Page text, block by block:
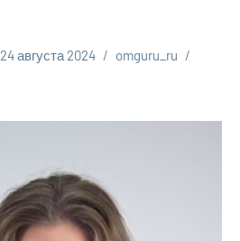
24 августа 2024
omguru_ru